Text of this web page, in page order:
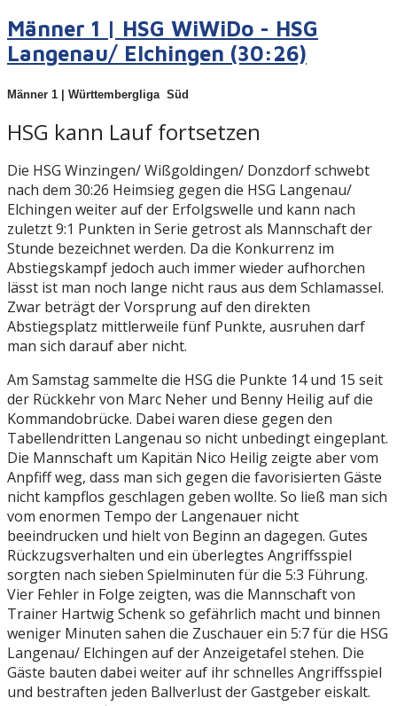
Männer 1 | HSG WiWiDo - HSG
Langenau/ Elchingen (30:26)
Männer 1 | Württembergliga Süd
HSG kann Lauf fortsetzen
Die HSG Winzingen/ Wißgoldingen/ Donzdorf schwebt
nach dem 30:26 Heimsieg gegen die HSG Langenau/
Elchingen weiter auf der Erfolgswelle und kann nach
zuletzt 9:1 Punkten in Serie getrost als Mannschaft der
Stunde bezeichnet werden. Da die Konkurrenz im
Abstiegskampf jedoch auch immer wieder aufhorchen
lässt ist man noch lange nicht raus aus dem Schlamassel.
Zwar beträgt der Vorsprung auf den direkten
Abstiegsplatz mittlerweile fünf Punkte, ausruhen darf
man sich darauf aber nicht.
Am Samstag sammelte die HSG die Punkte 14 und 15 seit
der Rückkehr von Marc Neher und Benny Heilig auf die
Kommandobrücke. Dabei waren diese gegen den
Tabellendritten Langenau so nicht unbedingt eingeplant.
Die Mannschaft um Kapitän Nico Heilig zeigte aber vom
Anpfiff weg, dass man sich gegen die favorisierten Gäste
nicht kampflos geschlagen geben wollte. So ließ man sich
vom enormen Tempo der Langenauer nicht
beeindrucken und hielt von Beginn an dagegen. Gutes
Rückzugsverhalten und ein überlegtes Angriffsspiel
sorgten nach sieben Spielminuten für die 5:3 Führung.
Vier Fehler in Folge zeigten, was die Mannschaft von
Trainer Hartwig Schenk so gefährlich macht und binnen
weniger Minuten sahen die Zuschauer ein 5:7 für die HSG
Langenau/ Elchingen auf der Anzeigetafel stehen. Die
Gäste bauten dabei weiter auf ihr schnelles Angriffsspiel
und bestraften jeden Ballverlust der Gastgeber eiskalt.